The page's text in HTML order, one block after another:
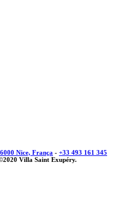
Nice, França - +33 493 161 345
Villa Saint Exupéry.